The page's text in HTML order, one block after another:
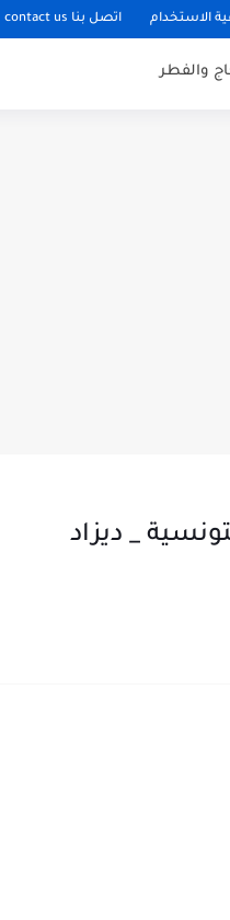
الاستخدام اتصل بنا contact us
والفطر
_ ديزاد